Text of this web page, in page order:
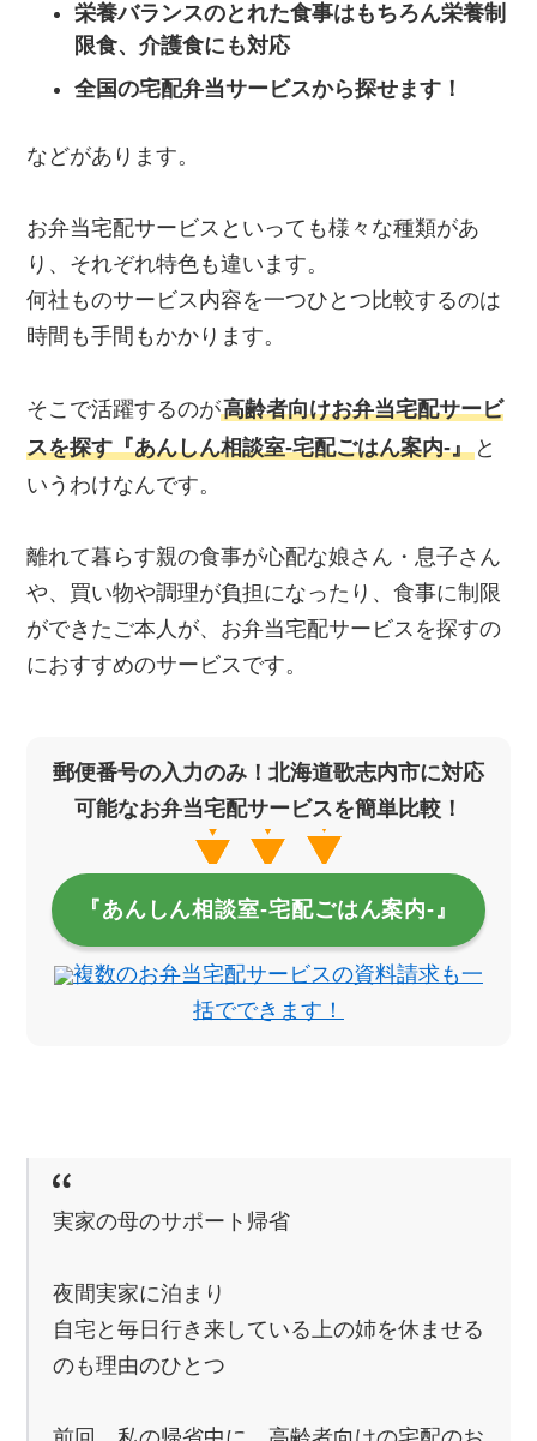
栄養バランスのとれた食事はもちろん栄養制
限食、介護食にも対応
全国の宅配弁当サービスから探せます！
などがあります。
お弁当宅配サービスといっても様々な種類があ
り、それぞれ特色も違います。
何社ものサービス内容を一つひとつ比較するのは
時間も手間もかかります。
そこで活躍するのが高齢者向けお弁当宅配サービ
スを探す『あんしん相談室‐宅配ごはん案内‐』 と
いうわけなんです。
離れて暮らす親の食事が心配な娘さん・息子さん
や、買い物や調理が負担になったり、食事に制限
ができたご本人が、お弁当宅配サービスを探すの
におすすめのサービスです。
郵便番号の入力のみ！北海道歌志内市に対応
可能なお弁当宅配サービスを簡単比較！
『あんしん相談室‐宅配ごはん案内‐』
複数のお弁当宅配サービスの資料請求も一
括でできます！
実家の母のサポート帰省
夜間実家に泊まり
自宅と毎日行き来している上の姉を休ませる
のも理由のひとつ